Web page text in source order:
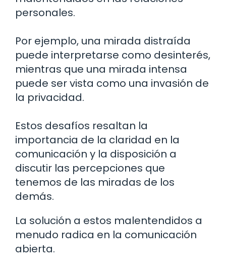
personales.
Por ejemplo, una mirada distraída
puede interpretarse como desinterés,
mientras que una mirada intensa
puede ser vista como una invasión de
la privacidad.
Estos desafíos resaltan la
importancia de la claridad en la
comunicación y la disposición a
discutir las percepciones que
tenemos de las miradas de los
demás.
La solución a estos malentendidos a
menudo radica en la comunicación
abierta.